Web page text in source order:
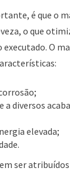
é que o
o que
executado. O
a diversos
elevada;
ser atribuídos